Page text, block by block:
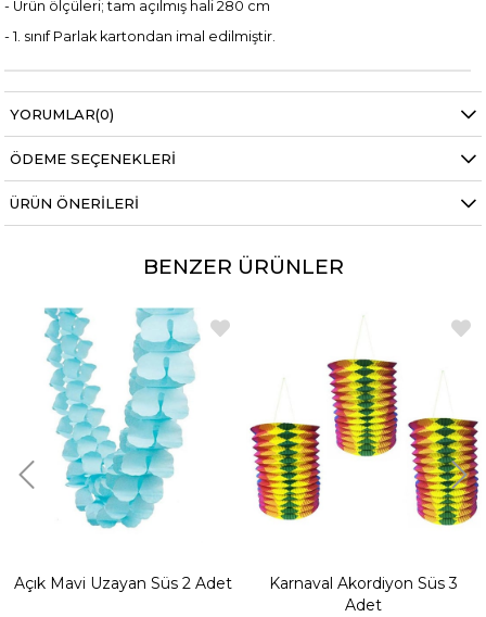
- Ürün ölçüleri; tam açılmış hali 280 cm
- 1. sınıf Parlak kartondan imal edilmiştir.
YORUMLAR(0)
ÖDEME SEÇENEKLERI
ÜRÜN ÖNERILERI
BENZER ÜRÜNLER
Açık Mavi Uzayan Süs 2 Adet
Karnaval Akordiyon Süs 3
Adet